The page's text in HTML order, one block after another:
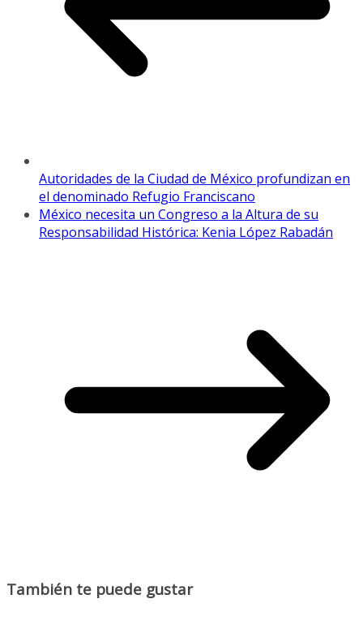
Autoridades de la Ciudad de México profundizan en
el denominado Refugio Franciscano
México necesita un Congreso a la Altura de su
Responsabilidad Histórica: Kenia López Rabadán
También te puede gustar